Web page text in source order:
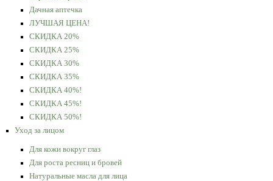
Дачная аптечка
ЛУЧШАЯ ЦЕНА!
СКИДКА 20%
СКИДКА 25%
СКИДКА 30%
СКИДКА 35%
СКИДКА 40%!
СКИДКА 45%!
СКИДКА 50%!
Уход за лицом
Для кожи вокруг глаз
Для роста ресниц и бровей
Натуральные масла для лица